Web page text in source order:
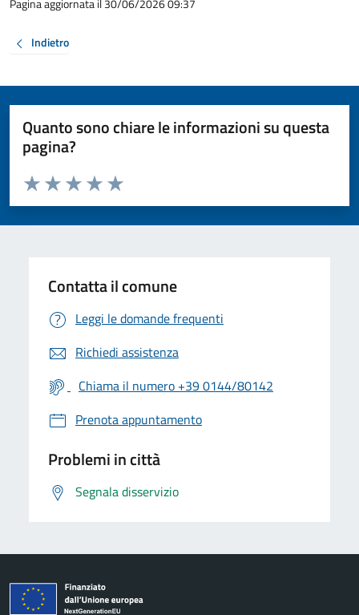
Pagina aggiornata il 30/06/2026 09:37
Indietro
Quanto sono chiare le informazioni su questa
pagina?
Valuta da 1 a 5 stelle la pagina
Valuta 5 stelle su 5
Valuta 4 stelle su 5
Valuta 3 stelle su 5
Valuta 2 stelle su 5
Valuta 1 stelle su 5
Contatta il comune
Leggi le domande frequenti
Richiedi assistenza
Chiama il numero +39 0144/80142
Prenota appuntamento
Problemi in città
Segnala disservizio